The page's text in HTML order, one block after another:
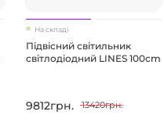
На складі
Підвісний світильник
світлодіодний LINES 100cm
9812грн. 13420грн.